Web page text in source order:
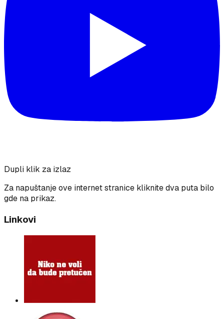
Dupli klik za izlaz
Za napuštanje ove internet stranice kliknite dva puta bilo
gde na prikaz.
Linkovi